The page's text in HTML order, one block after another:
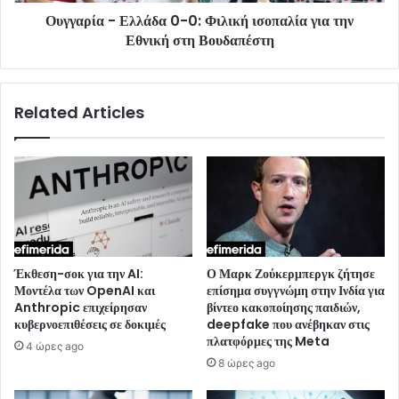
Ουγγαρία - Ελλάδα 0-0: Φιλική ισοπαλία για την
Εθνική στη Βουδαπέστη
Related Articles
Έκθεση-σοκ για την AI:
Μοντέλα των OpenAI και
Anthropic επιχείρησαν
κυβερνοεπιθέσεις σε δοκιμές
4 ώρες ago
Ο Μαρκ Ζούκερμπεργκ ζήτησε
επίσημα συγγνώμη στην Ινδία για
βίντεο κακοποίησης παιδιών,
deepfake που ανέβηκαν στις
πλατφόρμες της Meta
8 ώρες ago